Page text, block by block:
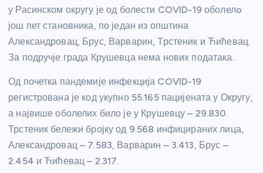
у Расинском округу је од болести COVID-19 оболелo
још пет становника, по један из општина
Александровац, Брус, Варварин, Трстеник и Ћићевац.
За подручје града Крушевца нема нових података.
Од почетка пандемије инфекција COVID-19
регистрована је код укупно 55.165 пацијената у Округу,
а највише оболелих било је у Крушевцу – 29.830.
Трстеник бележи бројку од 9.568 инфицираних лица,
Александровац – 7.583, Варварин – 3.413, Брус –
2.454 и Ћићевац – 2.317.